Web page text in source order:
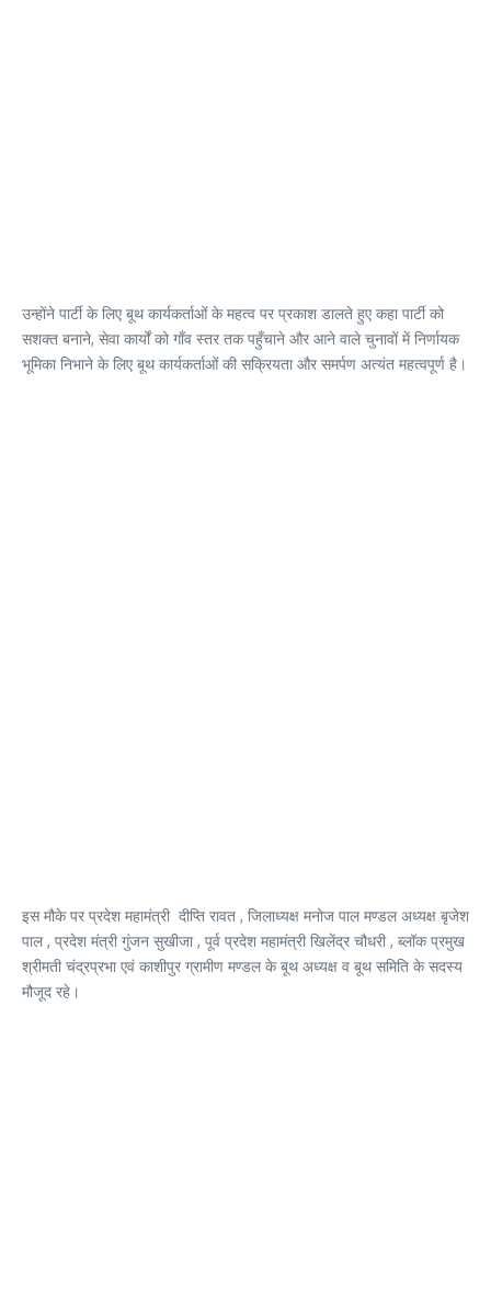
उन्होंने पार्टी के लिए बूथ कार्यकर्ताओं के महत्व पर प्रकाश डालते हुए कहा पार्टी को
सशक्त बनाने, सेवा कार्यों को गाँव स्तर तक पहुँचाने और आने वाले चुनावों में निर्णायक
भूमिका निभाने के लिए बूथ कार्यकर्ताओं की सक्रियता और समर्पण अत्यंत महत्वपूर्ण है।
इस मौके पर प्रदेश महामंत्री दीप्ति रावत , जिलाध्यक्ष मनोज पाल मण्डल अध्यक्ष बृजेश
पाल , प्रदेश मंत्री गुंजन सुखीजा , पूर्व प्रदेश महामंत्री खिलेंद्र चौधरी , ब्लॉक प्रमुख
श्रीमती चंद्रप्रभा एवं काशीपुर ग्रामीण मण्डल के बूथ अध्यक्ष व बूथ समिति के सदस्य
मौजूद रहे।